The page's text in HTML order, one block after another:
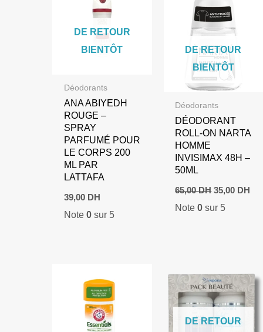
DE RETOUR
BIENTÔT
Déodorants
ANA ABIYEDH
ROUGE –
SPRAY
PARFUMÉ POUR
LE CORPS 200
ML PAR
LATTAFA
39,00 DH
Note 0sur 5
DE RETOUR
BIENTÔT
Déodorants
DÉODORANT
ROLL-ON NARTA
HOMME
INVISIMAX 48H –
50ML
65,00DH Le
prix
initial
35,00 DH
Note0 sur 5
DE RETOUR